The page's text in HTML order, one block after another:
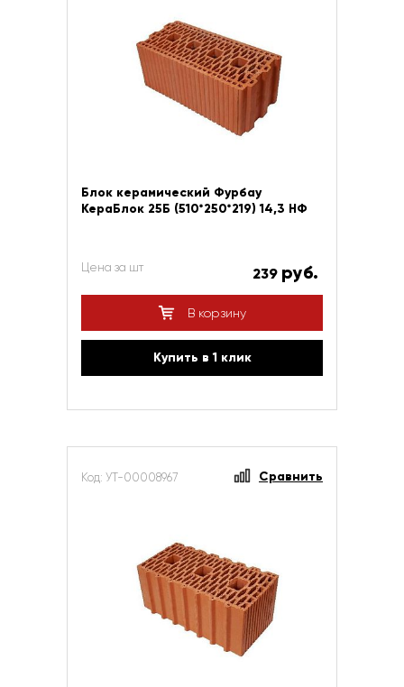
Блок керамический Фурбау
КераБлок 25Б (510*250*219) 14,3 НФ
Цена за шт 239 руб.
В корзину
Купить в 1 клик
Код: УТ-00008967 Сравнить